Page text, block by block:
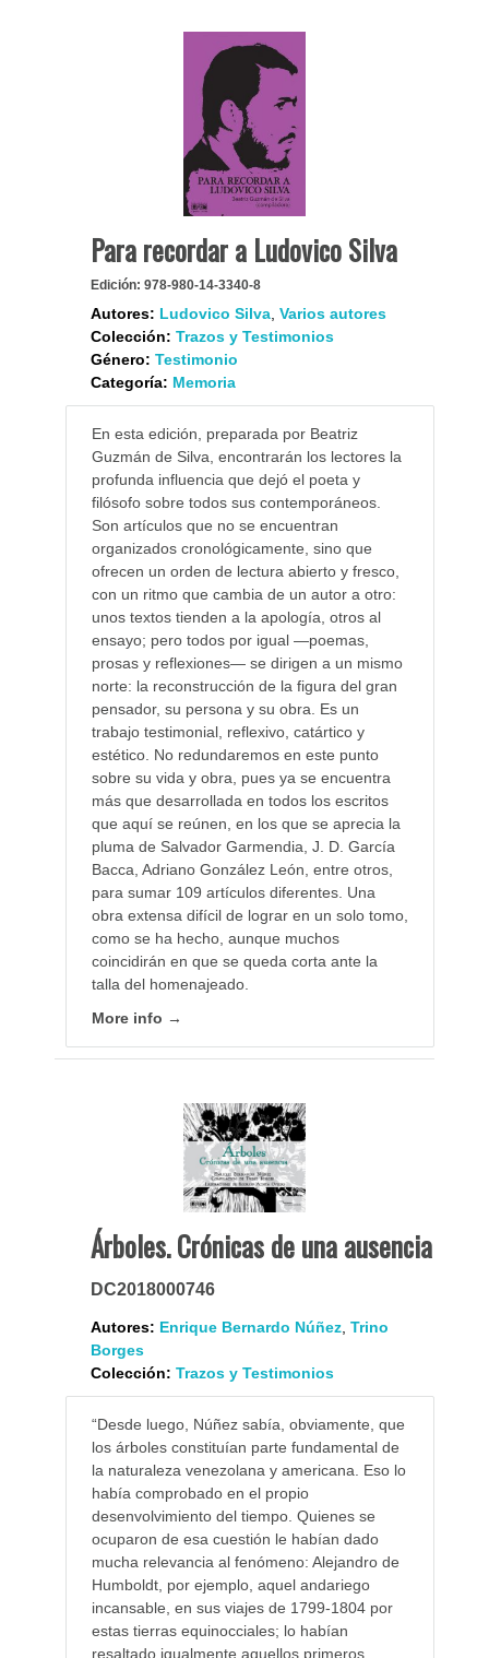
Para recordar a Ludovico Silva
Edición: 978-980-14-3340-8
Autores: Ludovico Silva, Varios autores
Colección: Trazos y Testimonios
Género: Testimonio
Categoría: Memoria
En esta edición, preparada por Beatriz
Guzmán de Silva, encontrarán los lectores la
profunda influencia que dejó el poeta y
filósofo sobre todos sus contemporáneos.
Son artículos que no se encuentran
organizados cronológicamente, sino que
ofrecen un orden de lectura abierto y fresco,
con un ritmo que cambia de un autor a otro:
unos textos tienden a la apología, otros al
ensayo; pero todos por igual —poemas,
prosas y reflexiones— se dirigen a un mismo
norte: la reconstrucción de la figura del gran
pensador, su persona y su obra. Es un
trabajo testimonial, reflexivo, catártico y
estético. No redundaremos en este punto
sobre su vida y obra, pues ya se encuentra
más que desarrollada en todos los escritos
que aquí se reúnen, en los que se aprecia la
pluma de Salvador Garmendia, J. D. García
Bacca, Adriano González León, entre otros,
para sumar 109 artículos diferentes. Una
obra extensa difícil de lograr en un solo tomo,
como se ha hecho, aunque muchos
coincidirán en que se queda corta ante la
talla del homenajeado.
More info →
Árboles. Crónicas de una ausencia
DC2018000746
Autores: Enrique Bernardo Núñez, Trino
Borges
Colección: Trazos y Testimonios
“Desde luego, Núñez sabía, obviamente, que
los árboles constituían parte fundamental de
la naturaleza venezolana y americana. Eso lo
había comprobado en el propio
desenvolvimiento del tiempo. Quienes se
ocuparon de esa cuestión le habían dado
mucha relevancia al fenómeno: Alejandro de
Humboldt, por ejemplo, aquel andariego
incansable, en sus viajes de 1799-1804 por
estas tierras equinocciales; lo habían
resaltado igualmente aquellos primeros